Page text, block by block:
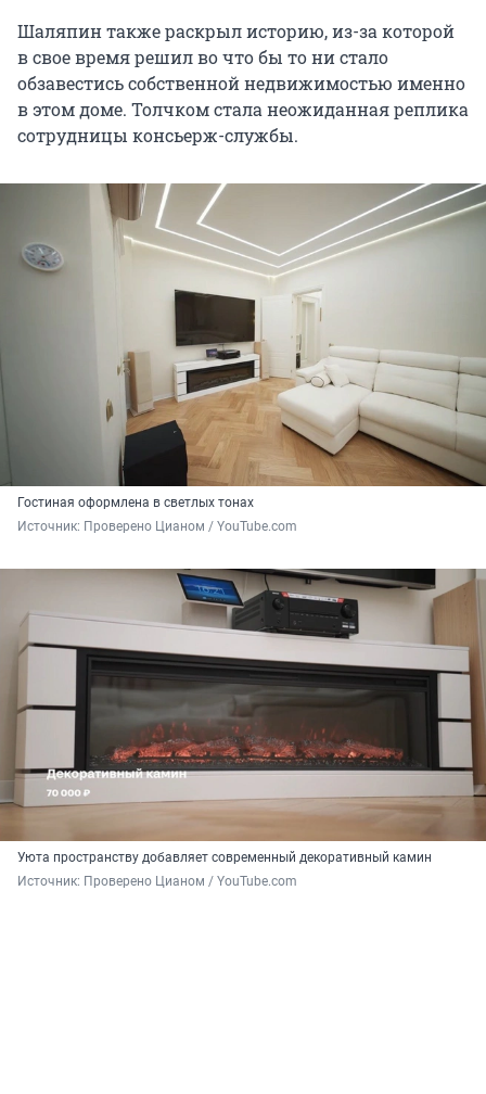
Шаляпин также раскрыл историю, из-за которой
в свое время решил во что бы то ни стало
обзавестись собственной недвижимостью именно
в этом доме. Толчком стала неожиданная реплика
сотрудницы консьерж-службы.
Гостиная оформлена в светлых тонах
Источник: Проверено Цианом / YouTube.com
Уюта пространству добавляет современный декоративный камин
Источник: Проверено Цианом / YouTube.com